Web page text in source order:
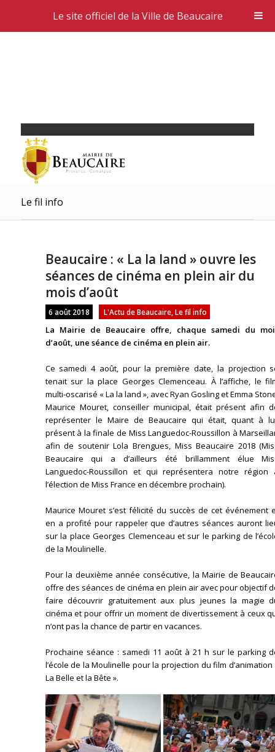
Le fil info
Beaucaire : « La la land » ouvre les
séances de cinéma en plein air du
mois d’août
6 août 2018 L'Actu de Beaucaire, Le fil info
La Mairie de Beaucaire offre, chaque samedi du
d’août, une séance de cinéma en plein air.
Ce samedi 4 août, pour la première date, la projection
tenait sur la place Georges Clemenceau. À l’affiche, le
multi-oscarisé « La la land », avec Ryan Gosling et Emma
Maurice Mouret, conseiller municipal, était présent afin
représenter le Maire de Beaucaire qui était, quant à
présent à la finale de Miss Languedoc-Roussillon à
afin de soutenir Lola Brengues, Miss Beaucaire 2018
Beaucaire qui a d’ailleurs été brillamment élue
Languedoc-Roussillon et qui représentera notre région
l’élection de Miss France en décembre prochain).
Maurice Mouret s’est félicité du succès de cet événement
en a profité pour rappeler que d’autres séances auront
sur la place Georges Clemenceau et sur le parking de
de la Moulinelle.
Pour la deuxième année consécutive, la Mairie de
offre des séances de cinéma en plein air avec pour objectif
faire découvrir gratuitement aux plus jeunes la magie
cinéma et pour offrir un moment de divertissement à ceux
n’ont pas la chance de partir en vacances.
Prochaine séance : samedi 11 août à 21 h sur le parking
l’école de la Moulinelle pour la projection du film d’animation
La Belle et la Bête ».
Le site officiel de la Ville de Beaucaire